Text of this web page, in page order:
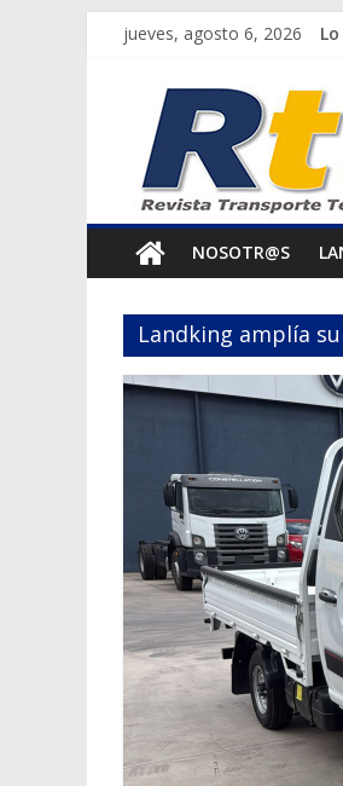
Saltarjueves, agosto 6, 2026
Rtt
Revista
Autos,
camiones,
motos,
información
mundo
transporte
NOSOTR@S
Landking amplía